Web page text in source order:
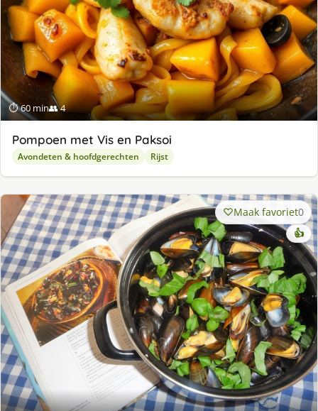
⏱ 60 min👥 4
Pompoen met Vis en Paksoi
Avondeten & hoofdgerechten Rijst
Maak favoriet0
👍